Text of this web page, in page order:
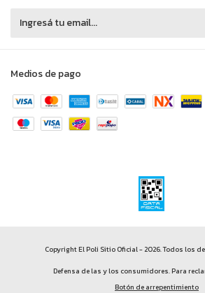
Medios de pago
Copyright El Poli Sitio Oficial - 2026. Todos los
Defensa de las y los consumidores. Para
Botón de arrepentimiento